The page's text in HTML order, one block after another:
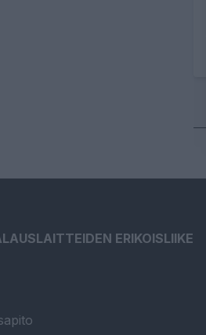
ERIKOISLIIKE